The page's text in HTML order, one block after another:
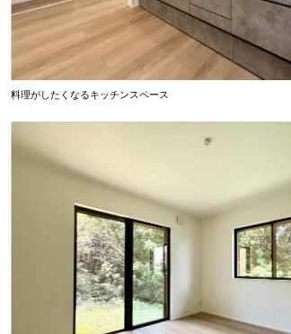
料理がしたくなるキッチンスペース